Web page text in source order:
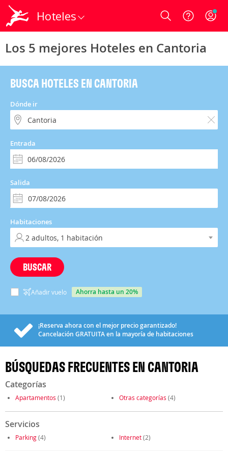
Hoteles Login
Los 5 mejores Hoteles en Cantoria
BUSCA HOTELES EN CANTORIA
Dónde ir
Entrada
Salida
Habitaciones
BUSCAR
Añadir vuelo ahorra hasta un 20%
¡Reserva ahora con el mejor precio garantizado!
Cancelación GRATUITAen la mayoría de habitaciones
BÚSQUEDAS FRECUENTES EN CANTORIA
Categorías
Apartamentos (1) Otras categorías (4)
Servicios
Parking(4) Internet(2)